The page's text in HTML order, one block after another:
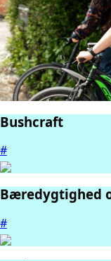
Bushcraft
#
Bæredygtighed
#